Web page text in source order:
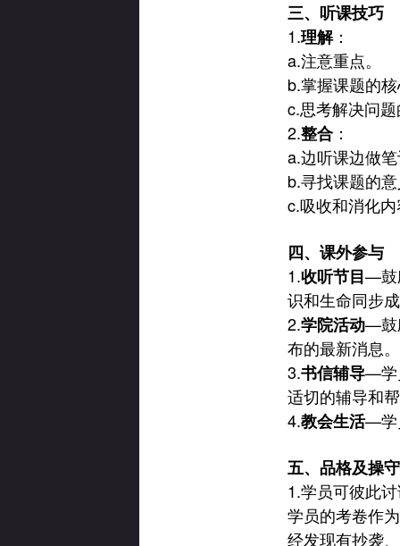
三、听课技巧
1.理解：
a.注意重点。
b.掌握课题的
c.思考解决问
2.整合 ：
a.边听课边做
b.寻找课题的
c.吸收和消化
四、课外参与
1.收听节目—
识和生命同步
2.学院活动—
布的最新消息。
3.书信辅导—
适切的辅导和
4.教会生活—
五、品格及操守
1.学员可彼此
学员的考卷作
经发现有抄袭